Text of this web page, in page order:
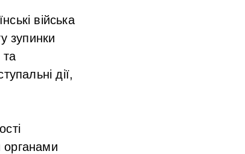
війська
зупинки
та
дії,
органами